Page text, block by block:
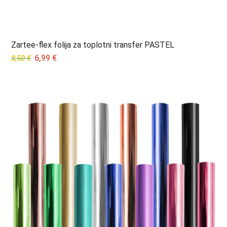
Zartee-flex folija za toplotni transfer PASTEL
8,50€ Original
6,99 €Current